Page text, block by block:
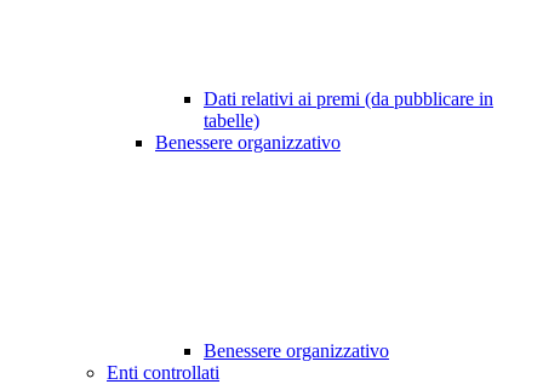
Dati relativi ai premi (da pubblicare in
tabelle)
Benessere organizzativo
Benessere organizzativo
Enti controllati